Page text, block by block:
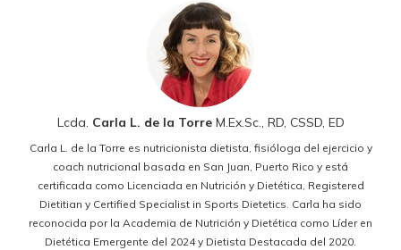
Lcda. Carla L. de la TorreM.Ex.Sc., RD, CSSD, ED
Carla L. de la Torre es nutricionista dietista, fisióloga del ejercicio y
coach nutricional basada en San Juan, Puerto Rico y está
certificada como Licenciada en Nutrición y Dietética, Registered
Dietitian y Certified Specialist in Sports Dietetics. Carla ha sido
reconocida por la Academia de Nutrición y Dietética como Líder en
Dietética Emergente del 2024 y Dietista Destacada del 2020.